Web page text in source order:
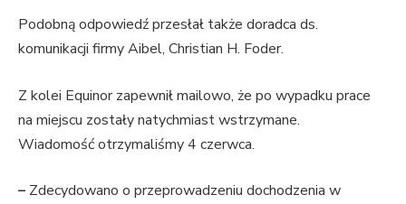
Podobną odpowiedź przesłał także doradca ds.
komunikacji firmy Aibel, Christian H. Foder.
Z kolei Equinor zapewnił mailowo, że po wypadku prace
na miejscu zostały natychmiast wstrzymane.
Wiadomość otrzymaliśmy 4 czerwca.
– Zdecydowano o przeprowadzeniu dochodzenia w